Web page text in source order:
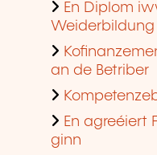
En Diplom
Weiderbildung
an de Betriber
En agreéiert
ginn